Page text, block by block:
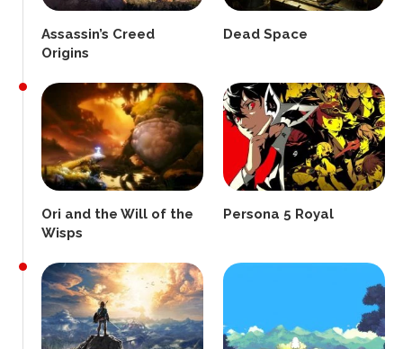
Assassin’s Creed
Origins
Dead Space
Ori and the Will of the
Wisps
Persona 5 Royal